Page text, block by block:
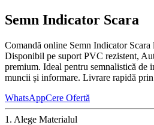
Semn Indicator Scara
Comandă online Semn Indicator Scara
Disponibil pe suport PVC rezistent,
premium. Ideal pentru semnalistică de
muncii și informare. Livrare rapidă
WhatsAppCere Ofertă
1. Alege Materialul